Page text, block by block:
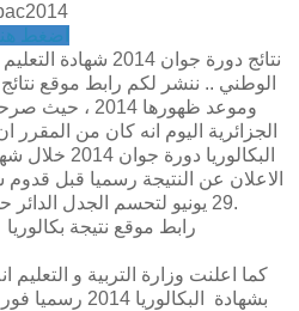
اضغط هنا
نتائج دورة جوان
الوطني .. ننشر لكم رابط موقع
وموعد ظهورها
الجزائرية اليوم انه كان من المقرر
البكالوريا
29 يونيو لتحسم الجدل الدائر حول موعد اعلان النتيجة.
رابط موقع نتيجة بكالوريا
كما اعلنت وزارة التربية و التعليم
بشهادة